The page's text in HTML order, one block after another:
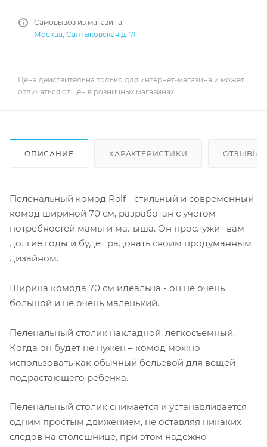
Самовывоз из магазина
Москва, Салтыковская д. 7Г
Цена действительна только для интернет-магазина и может
отличаться от цен в розничных магазинах
ОПИСАНИЕ ХАРАКТЕРИСТИКИ ОТЗЫВЫ
Пеленальный комод Rolf - стильный и современный
комод шириной 70 см, разработан с учетом
потребностей мамы и малыша. Он прослужит вам
долгие годы и будет радовать своим продуманным
дизайном.
Ширина комода 70 см идеальна - он не очень
большой и не очень маленький.
Пеленальный столик накладной, легкосъемный.
Когда он будет не нужен – комод можно
использовать как обычный бельевой для вещей
подрастающего ребенка.
Пеленальный столик снимается и устанавливается
одним простым движением, не оставляя никаких
следов на столешнице, при этом надежно